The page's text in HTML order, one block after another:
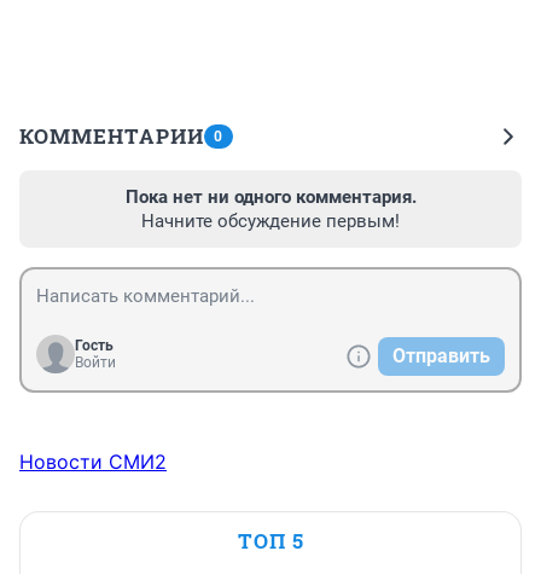
КОММЕНТАРИИ 0
Пока нет ни одного комментария.
Начните обсуждение первым!
Гость
Войти
Отправить
Новости СМИ2
ТОП 5